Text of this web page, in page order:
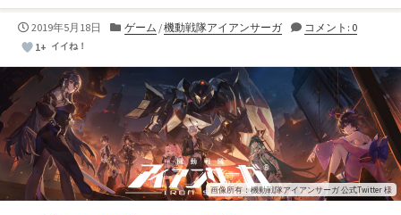
公
開
2019年5月18日
カ
ゲーム /機動戦隊アイアンサーガ
コメント: 0
1+ イイね！
画像所有：機動戦隊アイアンサーガ 公式Twitter 様